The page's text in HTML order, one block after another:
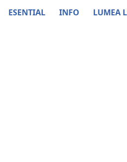
ESENTIAL INFO LUMEA